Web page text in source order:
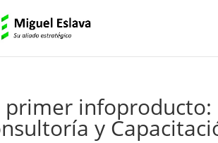
primer infoproducto:
y